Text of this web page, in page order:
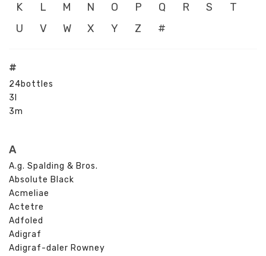
K
L M N O P Q R S
T
U
V W X Y Z #
#
24bottles
3l
3m
A
A.g. Spalding & Bros.
Absolute Black
Acmeliae
Actetre
Adfoled
Adigraf
Adigraf-daler Rowney